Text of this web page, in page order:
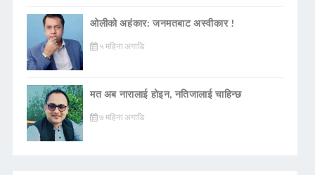
ओलीको अहंकार: जनमतबाट अस्वीकार !
५ महिना अगाडि
मत अब नारालाई होइन, नतिजालाई चाहिन्छ
७ महिना अगाडि